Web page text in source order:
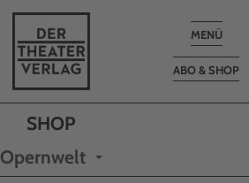
Toggle
MENÜ
ABO & SHOP
Opernwelt